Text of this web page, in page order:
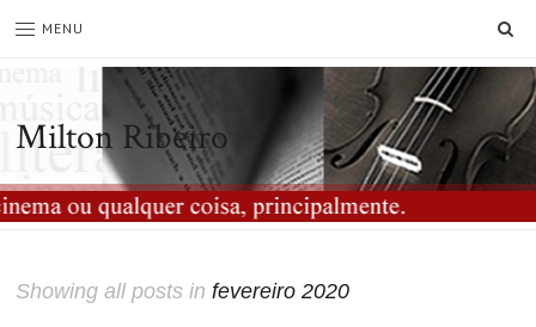
MENU
Milton Ribeiro
Showing all posts infevereiro 2020